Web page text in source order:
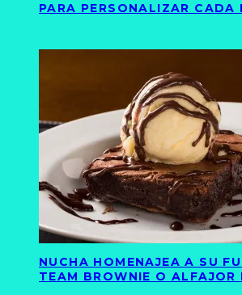
PARA PERSONALIZAR CADA
NUCHA HOMENAJEA A SU
TEAM BROWNIE O ALFAJOR